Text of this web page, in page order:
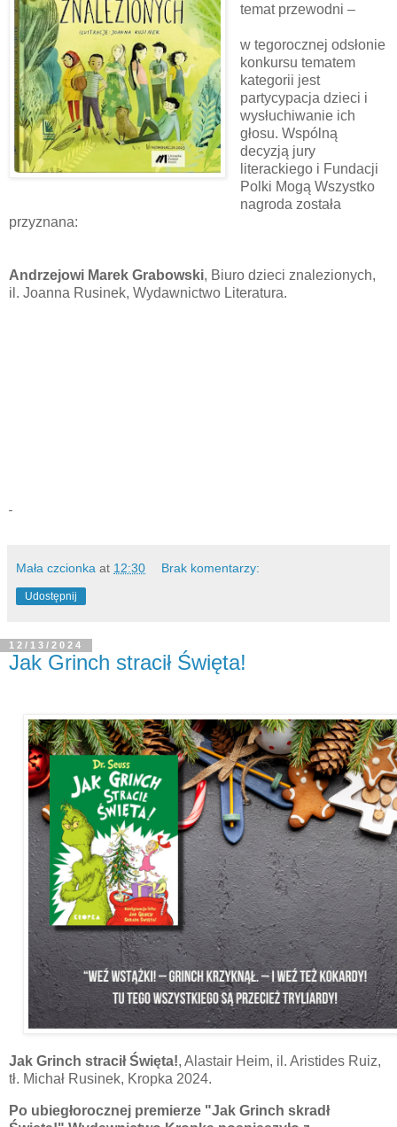
temat przewodni –
w tegorocznej odsłonie
konkursu tematem
kategorii jest
partycypacja dzieci i
wysłuchiwanie ich
głosu. Wspólną
decyzją jury
literackiego i Fundacji
Polki Mogą Wszystko
nagroda została
przyznana:
Andrzejowi Marek Grabowski, Biuro dzieci znalezionych,
il. Joanna Rusinek, Wydawnictwo Literatura.
Mała czcionka at 12:30 Brak komentarzy:
Udostępnij
12/13/2024
Jak Grinch stracił Święta!
Jak Grinch stracił Święta!, Alastair Heim, il. Aristides Ruiz,
tł. Michał Rusinek, Kropka 2024.
Po ubiegłorocznej premierze "Jak Grinch skradł